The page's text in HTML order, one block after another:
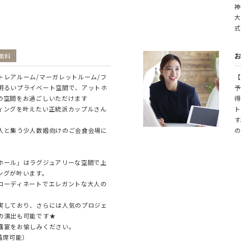
料
レアルーム/マーガレットルーム/フ
るいプライベート空間で、アットホ
空間をお過ごしいただけます
ングを叶えたい正統派カップルさん
と集う少人数婚向けのご会食会場に
ール」はラグジュアリーな空間で上
が叶います。
ーディネートでエレガントな大人の
しており、さらには人気のプロジェ
演出も可能です★
をお愉しみください。
可能）